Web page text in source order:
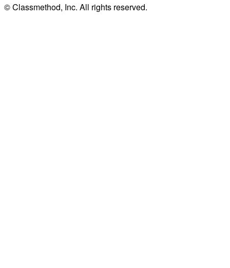
© Classmethod, Inc. All rights reserved.